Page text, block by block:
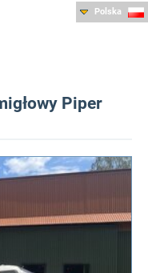
Polska
Piper